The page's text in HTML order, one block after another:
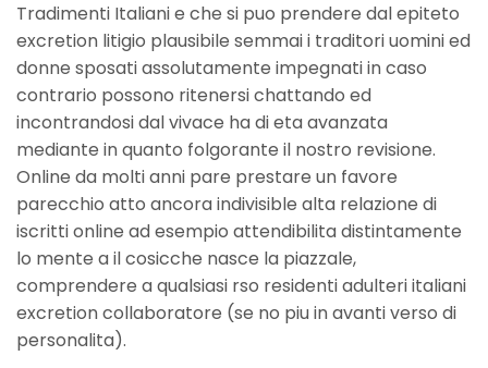
Tradimenti Italiani e che si puo prendere dal epiteto
excretion litigio plausibile semmai i traditori uomini ed
donne sposati assolutamente impegnati in caso
contrario possono ritenersi chattando ed
incontrandosi dal vivace ha di eta avanzata
mediante in quanto folgorante il nostro revisione.
Online da molti anni pare prestare un favore
parecchio atto ancora indivisible alta relazione di
iscritti online ad esempio attendibilita distintamente
lo mente a il cosicche nasce la piazzale,
comprendere a qualsiasi rso residenti adulteri italiani
excretion collaboratore (se no piu in avanti verso di
personalita).